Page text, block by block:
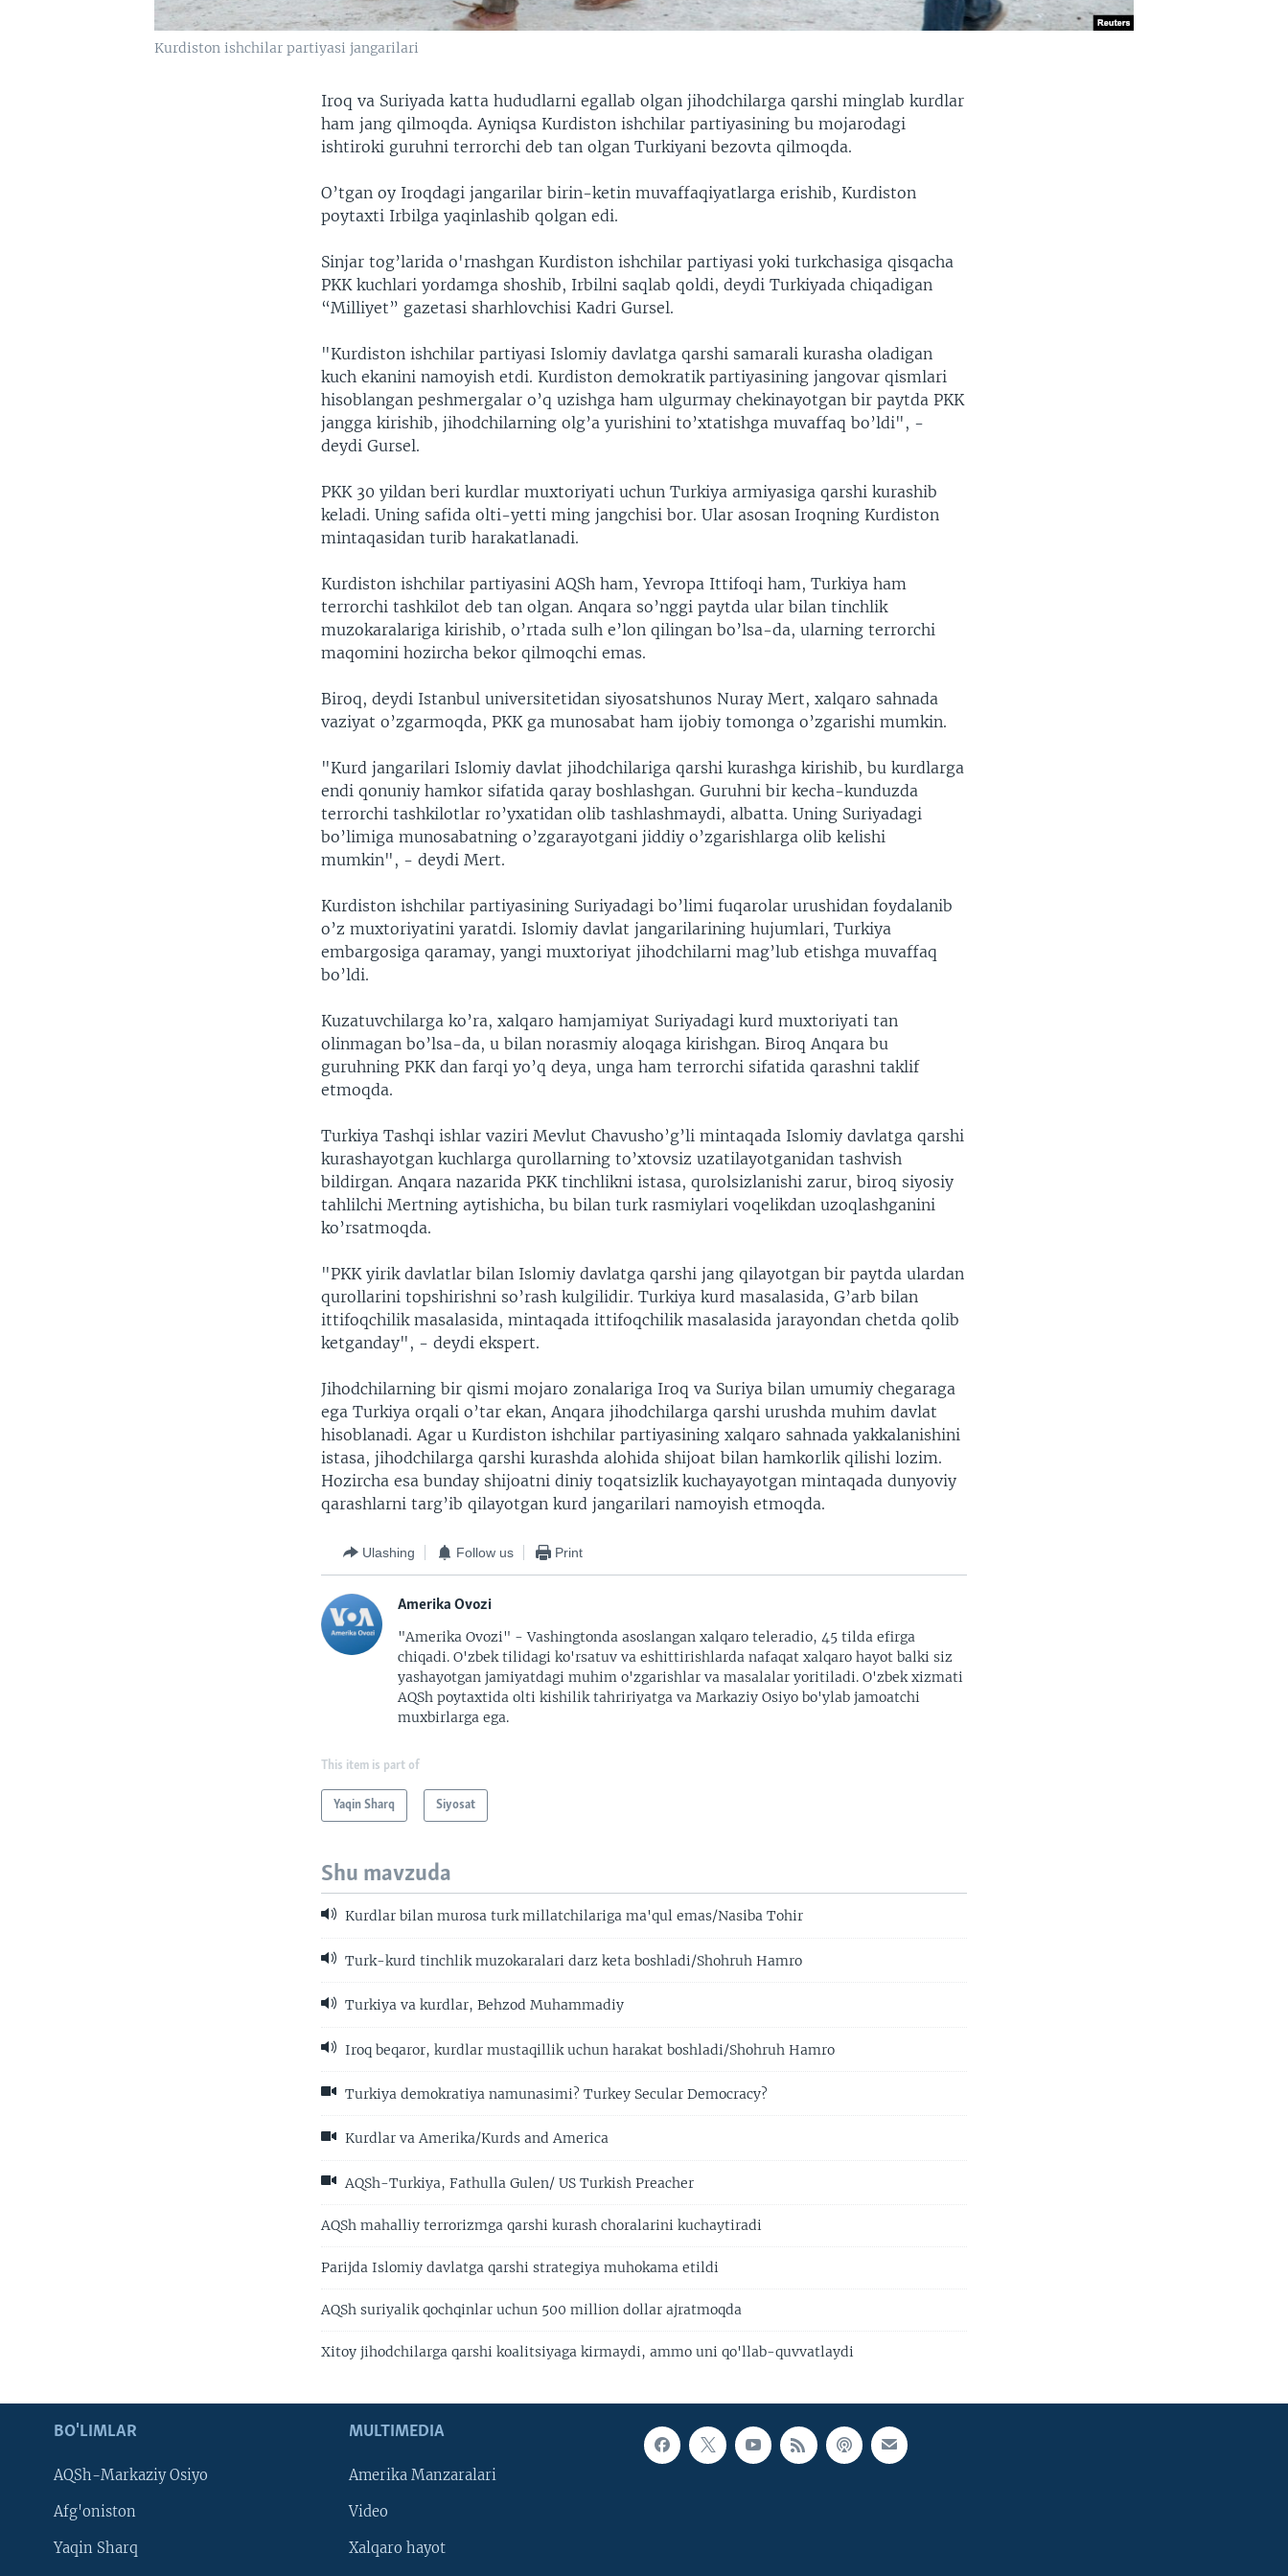
Kurdiston ishchilar partiyasi jangarilari
Iroq va Suriyada katta hududlarni egallab olgan jihodchilarga qarshi minglab kurdlar
ham jang qilmoqda. Ayniqsa Kurdiston ishchilar partiyasining bu mojarodagi
ishtiroki guruhni terrorchi deb tan olgan Turkiyani bezovta qilmoqda.
O’tgan oy Iroqdagi jangarilar birin-ketin muvaffaqiyatlarga erishib, Kurdiston
poytaxti Irbilga yaqinlashib qolgan edi.
Sinjar tog’larida o'rnashgan Kurdiston ishchilar partiyasi yoki turkchasiga qisqacha
PKK kuchlari yordamga shoshib, Irbilni saqlab qoldi, deydi Turkiyada chiqadigan
“Milliyet” gazetasi sharhlovchisi Kadri Gursel.
"Kurdiston ishchilar partiyasi Islomiy davlatga qarshi samarali kurasha oladigan
kuch ekanini namoyish etdi. Kurdiston demokratik partiyasining jangovar qismlari
hisoblangan peshmergalar o’q uzishga ham ulgurmay chekinayotgan bir paytda PKK
jangga kirishib, jihodchilarning olg’a yurishini to’xtatishga muvaffaq bo’ldi", -
deydi Gursel.
PKK 30 yildan beri kurdlar muxtoriyati uchun Turkiya armiyasiga qarshi kurashib
keladi. Uning safida olti-yetti ming jangchisi bor. Ular asosan Iroqning Kurdiston
mintaqasidan turib harakatlanadi.
Kurdiston ishchilar partiyasini AQSh ham, Yevropa Ittifoqi ham, Turkiya ham
terrorchi tashkilot deb tan olgan. Anqara so’nggi paytda ular bilan tinchlik
muzokaralariga kirishib, o’rtada sulh e’lon qilingan bo’lsa-da, ularning terrorchi
maqomini hozircha bekor qilmoqchi emas.
Biroq, deydi Istanbul universitetidan siyosatshunos Nuray Mert, xalqaro sahnada
vaziyat o’zgarmoqda, PKK ga munosabat ham ijobiy tomonga o’zgarishi mumkin.
"Kurd jangarilari Islomiy davlat jihodchilariga qarshi kurashga kirishib, bu kurdlarga
endi qonuniy hamkor sifatida qaray boshlashgan. Guruhni bir kecha-kunduzda
terrorchi tashkilotlar ro’yxatidan olib tashlashmaydi, albatta. Uning Suriyadagi
bo’limiga munosabatning o’zgarayotgani jiddiy o’zgarishlarga olib kelishi
mumkin", - deydi Mert.
Kurdiston ishchilar partiyasining Suriyadagi bo’limi fuqarolar urushidan foydalanib
o’z muxtoriyatini yaratdi. Islomiy davlat jangarilarining hujumlari, Turkiya
embargosiga qaramay, yangi muxtoriyat jihodchilarni mag’lub etishga muvaffaq
bo’ldi.
Kuzatuvchilarga ko’ra, xalqaro hamjamiyat Suriyadagi kurd muxtoriyati tan
olinmagan bo’lsa-da, u bilan norasmiy aloqaga kirishgan. Biroq Anqara bu
guruhning PKK dan farqi yo’q deya, unga ham terrorchi sifatida qarashni taklif
etmoqda.
Turkiya Tashqi ishlar vaziri Mevlut Chavusho’g’li mintaqada Islomiy davlatga qarshi
kurashayotgan kuchlarga qurollarning to’xtovsiz uzatilayotganidan tashvish
bildirgan. Anqara nazarida PKK tinchlikni istasa, qurolsizlanishi zarur, biroq siyosiy
tahlilchi Mertning aytishicha, bu bilan turk rasmiylari voqelikdan uzoqlashganini
ko’rsatmoqda.
"PKK yirik davlatlar bilan Islomiy davlatga qarshi jang qilayotgan bir paytda ulardan
qurollarini topshirishni so’rash kulgilidir. Turkiya kurd masalasida, G’arb bilan
ittifoqchilik masalasida, mintaqada ittifoqchilik masalasida jarayondan chetda qolib
ketganday", - deydi ekspert.
Jihodchilarning bir qismi mojaro zonalariga Iroq va Suriya bilan umumiy chegaraga
ega Turkiya orqali o’tar ekan, Anqara jihodchilarga qarshi urushda muhim davlat
hisoblanadi. Agar u Kurdiston ishchilar partiyasining xalqaro sahnada yakkalanishini
istasa, jihodchilarga qarshi kurashda alohida shijoat bilan hamkorlik qilishi lozim.
Hozircha esa bunday shijoatni diniy toqatsizlik kuchayayotgan mintaqada dunyoviy
qarashlarni targ’ib qilayotgan kurd jangarilari namoyish etmoqda.
Ulashing Follow us Print
Amerika Ovozi
"Amerika Ovozi" - Vashingtonda asoslangan xalqaro teleradio, 45 tilda efirga
chiqadi. O'zbek tilidagi ko'rsatuv va eshittirishlarda nafaqat xalqaro hayot balki siz
yashayotgan jamiyatdagi muhim o'zgarishlar va masalalar yoritiladi. O'zbek xizmati
AQSh poytaxtida olti kishilik tahririyatga va Markaziy Osiyo bo'ylab jamoatchi
muxbirlarga ega.
This item is part of
Yaqin Sharq Siyosat
Shu mavzuda
Kurdlar bilan murosa turk millatchilariga ma'qul emas/Nasiba Tohir
Turk-kurd tinchlik muzokaralari darz keta boshladi/Shohruh Hamro
Turkiya va kurdlar, Behzod Muhammadiy
Iroq beqaror, kurdlar mustaqillik uchun harakat boshladi/Shohruh Hamro
Turkiya demokratiya namunasimi? Turkey Secular Democracy?
Kurdlar va Amerika/Kurds and America
AQSh-Turkiya, Fathulla Gulen/ US Turkish Preacher
AQSh mahalliy terrorizmga qarshi kurash choralarini kuchaytiradi
Parijda Islomiy davlatga qarshi strategiya muhokama etildi
AQSh suriyalik qochqinlar uchun 500 million dollar ajratmoqda
Xitoy jihodchilarga qarshi koalitsiyaga kirmaydi, ammo uni qo'llab-quvvatlaydi
BO'LIMLAR
AQSh-Markaziy Osiyo
Afg'oniston
Yaqin Sharq
MULTIMEDIA
Amerika Manzaralari
Video
Xalqaro hayot